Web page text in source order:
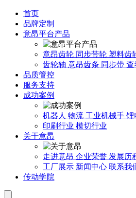
首页
品牌定制
意昂平台产品
意昂齿轮 同步带轮 塑料齿
齿轮轴 意昂齿条 同步带 查
品质管控
服务支持
成功案例
机器人 物流 工业机械手 锂
印刷行业 模切行业
关于意昂
走进意昂 企业荣誉 发展历
工厂展示 新闻中心 联系我
传动学院